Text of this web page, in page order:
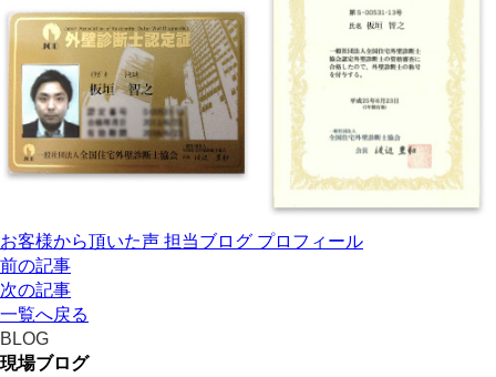
お客様から頂いた声 担当ブログ プロフィール
前の記事
次の記事
一覧へ戻る
BLOG
現場ブログ